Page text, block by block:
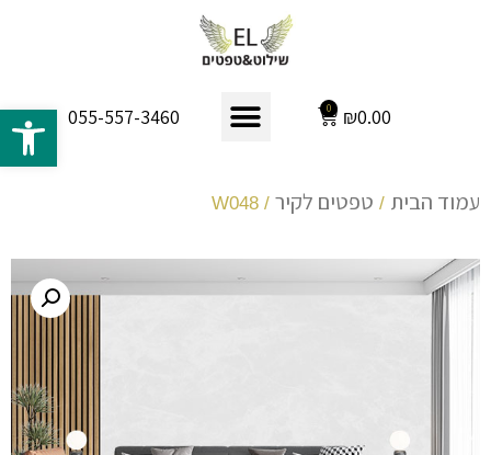
₪0.00
0
055-557-3460
עמוד הבית / טפטים לקיר / W048